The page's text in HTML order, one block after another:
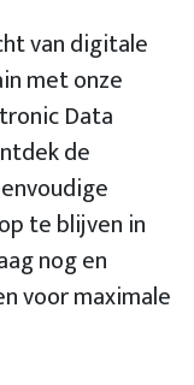
van digitale
met onze
Data
de
te blijven in
nog en
voor maximale